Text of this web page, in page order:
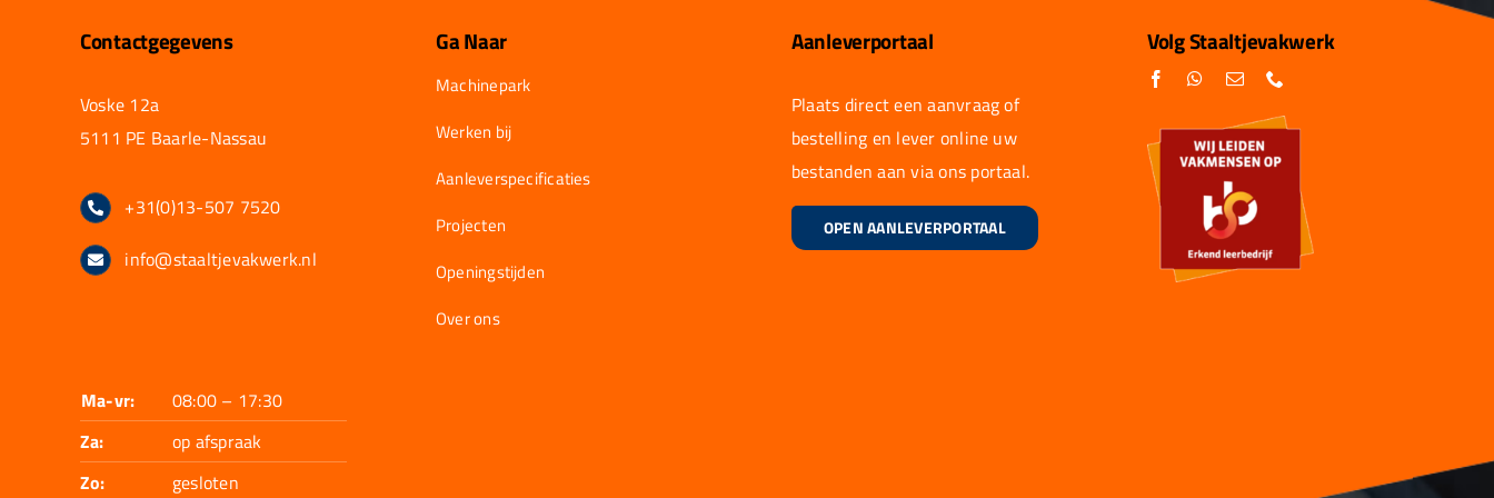
Contactgegevens
Voske 12a
5111 PE Baarle-Nassau
+31(0)13-507 7520
info@staaltjevakwerk.nl
Ma-vr:
08:00 – 17:30
Za:
op afspraak
Zo:
gesloten
Ga Naar
Machinepark
Werken bij
Aanleverspecificaties
Projecten
Openingstijden
Over ons
Aanleverportaal
Plaats direct een aanvraag of
bestelling en lever online uw
bestanden aan via ons portaal.
OPEN AANLEVERPORTAAL
Volg Staaltjevakwerk